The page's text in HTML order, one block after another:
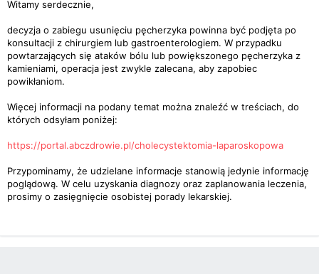
Witamy serdecznie,
decyzja o zabiegu usunięciu pęcherzyka powinna być podjęta po
konsultacji z chirurgiem lub gastroenterologiem. W przypadku
powtarzających się ataków bólu lub powiększonego pęcherzyka z
kamieniami, operacja jest zwykle zalecana, aby zapobiec
powikłaniom.
Więcej informacji na podany temat można znaleźć w treściach, do
których odsyłam poniżej:
https://portal.abczdrowie.pl/cholecystektomia-laparoskopowa
Przypominamy, że udzielane informacje stanowią jedynie informację
poglądową. W celu uzyskania diagnozy oraz zaplanowania leczenia,
prosimy o zasięgnięcie osobistej porady lekarskiej.